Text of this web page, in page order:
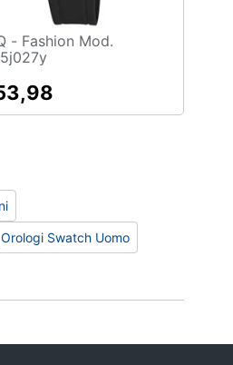
Mod.
Orologi Swatch Uomo